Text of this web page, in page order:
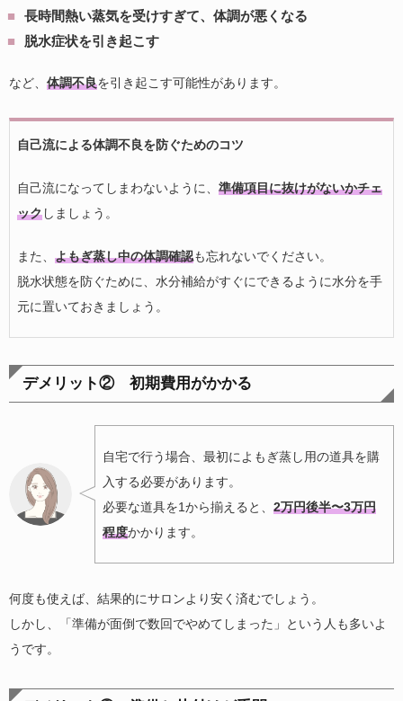
長時間熱い蒸気を受けすぎて、体調が悪くなる
脱水症状を引き起こす
など、 体調不良を引き起こす可能性があります。
自己流による体調不良を防ぐためのコツ
自己流になってしまわないように、 準備項目に抜けがないかチェ
ックしましょう。
また、 よもぎ蒸し中の体調確認も忘れないでください。
脱水状態を防ぐために、水分補給がすぐにできるように水分を手
元に置いておきましょう。
デメリット② 初期費用がかかる
自宅で行う場合、最初によもぎ蒸し用の道具を購
入する必要があります。
必要な道具を1から揃えると、 2万円後半〜3万円
程度かかります。
何度も使えば、結果的にサロンより安く済むでしょう。
しかし、「準備が面倒で数回でやめてしまった」という人も多いよ
うです。